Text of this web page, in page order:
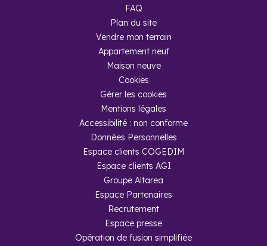
FAQ
Plan du site
Vendre mon terrain
Appartement neuf
Maison neuve
Cookies
Gérer les cookies
Mentions légales
Accessibilité : non conforme
Données Personnelles
Espace clients COGEDIM
Espace clients AGI
Groupe Altarea
Espace Partenaires
Recrutement
Espace presse
Opération de fusion simplifiée